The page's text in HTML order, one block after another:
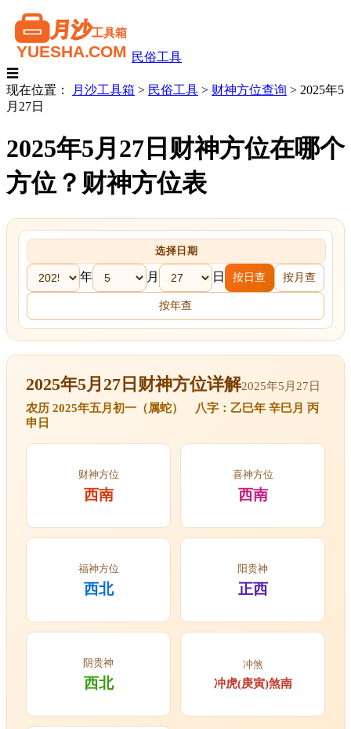
民俗工具
☰
现在位置：
月沙工具箱 > 民俗工具 > 财神方位查询 > 2025年5
月27日
2025年5月27日财神方位在哪个
方位？财神方位表
选择日期
年 月 日 按日查 按月查
按年查
2025年5月27日财神方位详解2025年5月27日
农历 2025年五月初一（属蛇） 八字：乙巳年 辛巳月 丙
申日
财神方位
西南
喜神方位
西南
福神方位
西北
阳贵神
正西
阴贵神
西北
冲煞
冲虎(庚寅)煞南